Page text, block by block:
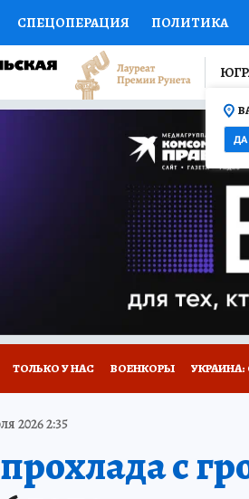
СПЕЦОПЕРАЦИЯ ПОЛИТИКА
НАУКА СПОРТ
ДОКТОР ФИНАНСЫ
ПРОГНОЗЫ НА СПОРТ
ТЕЛЕВИЗОР
НОВОЕ НА САЙТЕ
ДА
ТОЛЬКО У НАС ВОЕНКОРЫ
СЕБЕ
2026 2:35
с